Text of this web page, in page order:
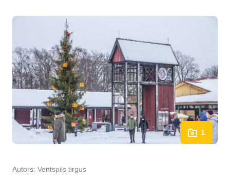
1
Autors: Ventspils tirgus